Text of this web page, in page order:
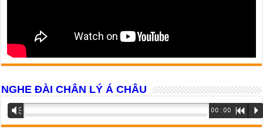
NGHE ĐÀI CHÂN LÝ Á CHÂU
Trình
phát
âm
Vm 00:00 R P